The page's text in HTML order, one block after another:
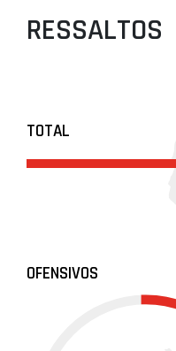
RESSALTOS
TOTAL
OFENSIVOS